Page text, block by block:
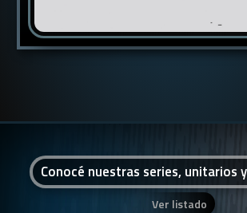
Conocé nuestras series, unitarios
Ver listado